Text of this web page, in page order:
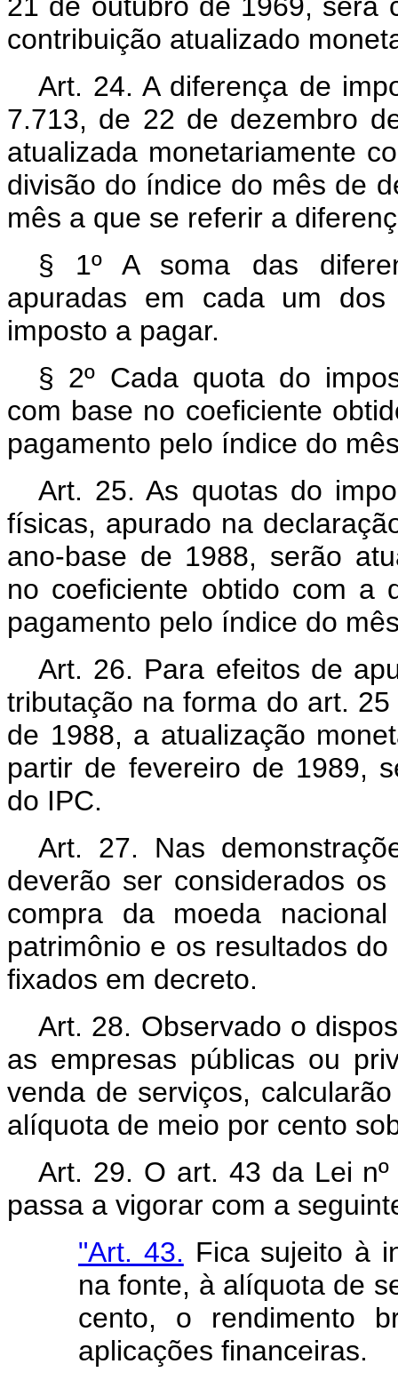
contribuição atualizado
Art. 24. A diferença de
7.713, de 22 de dezembro
atualizada monetariamente
divisão do índice do mês de
mês a que se referir a
§ 1º A soma das
apuradas em cada um
imposto a pagar.
§ 2º Cada quota do
com base no coeficiente
pagamento pelo índice do
Art. 25. As quotas do
físicas, apurado na
ano-base de 1988, serão
no coeficiente obtido com a
pagamento pelo índice do
Art. 26. Para efeitos de
tributação na forma do art.
de 1988, a atualização
partir de fevereiro de 1989,
do IPC.
Art. 27. Nas
deverão ser considerados
compra da moeda
patrimônio e os resultados
fixados em decreto.
Art. 28. Observado o
as empresas públicas ou
venda de serviços,
alíquota de meio por cento
Art. 29. O art. 43 da Lei
passa a vigorar com a
"Art. 43. Fica sujeito à
na fonte, à alíquota de
cento, o rendimento
aplicações financeiras.